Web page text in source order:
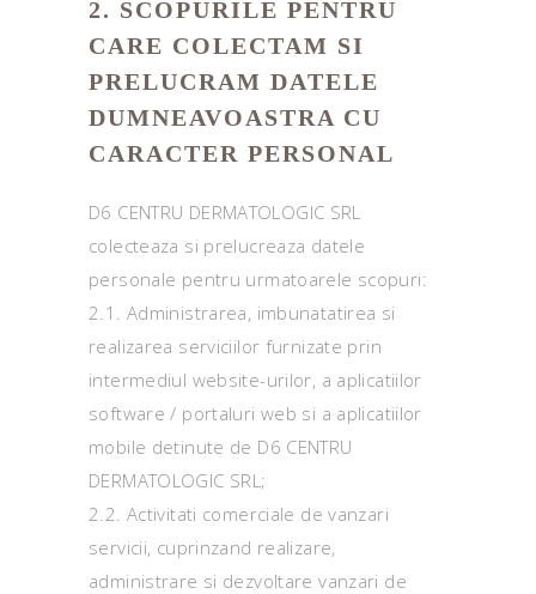
2. SCOPURILE PENTRU
CARE COLECTAM SI
PRELUCRAM DATELE
DUMNEAVOASTRA CU
CARACTER PERSONAL
D6 CENTRU DERMATOLOGIC SRL
colecteaza si prelucreaza datele
personale pentru urmatoarele scopuri:
2.1. Administrarea, imbunatatirea si
realizarea serviciilor furnizate prin
intermediul website-urilor, a aplicatiilor
software / portaluri web si a aplicatiilor
mobile detinute de D6 CENTRU
DERMATOLOGIC SRL;
2.2. Activitati comerciale de vanzari
servicii, cuprinzand realizare,
administrare si dezvoltare vanzari de